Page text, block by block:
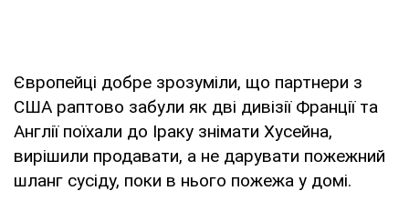
Європейці добре зрозуміли, що партнери з
США раптово забули як дві дивізії Франції та
Англії поїхали до Іраку знімати Хусейна,
вирішили продавати, а не дарувати пожежний
шланг сусіду, поки в нього пожежа у домі.